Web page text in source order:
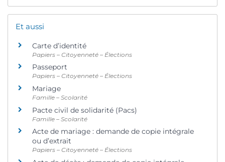
Et aussi
Carte d’identité
Papiers – Citoyenneté – Élections
Passeport
Papiers – Citoyenneté – Élections
Mariage
Famille – Scolarité
Pacte civil de solidarité (Pacs)
Famille – Scolarité
Acte de mariage : demande de copie intégrale
ou d’extrait
Papiers – Citoyenneté – Élections